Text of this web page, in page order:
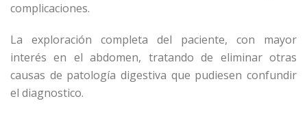
complicaciones.
La exploración completa del paciente, con mayor
interés en el abdomen, tratando de eliminar otras
causas de patología digestiva que pudiesen confundir
el diagnostico.